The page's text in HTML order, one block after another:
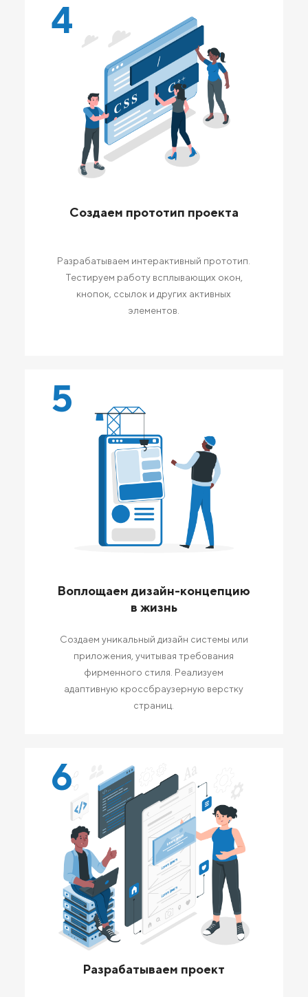
4
Создаем прототип проекта
Разрабатываем интерактивный прототип.
Тестируем работу всплывающих окон,
кнопок, ссылок и других активных
элементов.
5
Воплощаем дизайн-концепцию
в жизнь
Создаем уникальный дизайн системы или
приложения, учитывая требования
фирменного стиля. Реализуем
адаптивную кроссбраузерную верстку
страниц.
6
Разрабатываем проект